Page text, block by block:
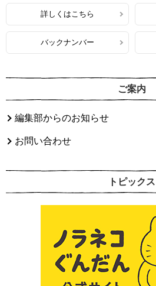
詳しくはこちら
バックナンバー
ご案内
編集部からのお知らせ
お問い合わせ
トピックス